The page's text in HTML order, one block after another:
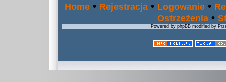
Home • Rejestracja • Logowanie •
Ostrzeżenia •
Powered by phpBB modified by